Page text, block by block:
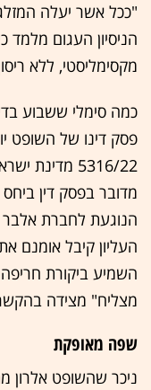
"ככל אשר יעלה
הניסיון העגום מלמד
מקסימליסטי, ללא
כמה סימלי ששבוע
פסק דינו של השופט
5316/22
מדובר בפסק דין
הנוגעת לחברת
העליון קיבל אומנם
השמיע ביקורת
מצליח" מצידה
שפה מאופקת
ניכר שהשופט